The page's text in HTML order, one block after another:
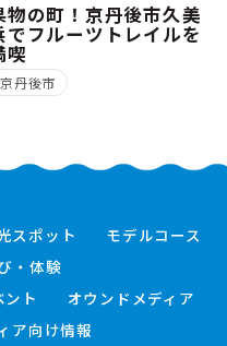
物の町！京丹後市久美
でフルーツトレイルを
喫
京丹後市
スポット
モデルコース
・体験
ント
オウンドメディア
ア向け情報